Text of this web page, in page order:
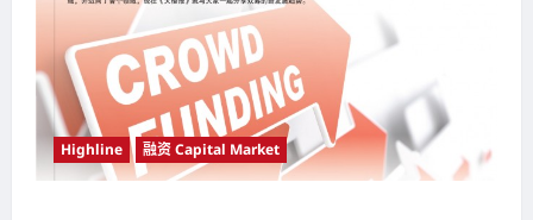
勃
发
展
美
国
（United
States）
创
投
投
Highline 融资 Capital Market